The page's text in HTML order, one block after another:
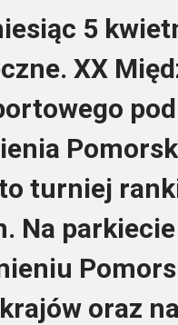
5
XX
turniej
Na
oraz